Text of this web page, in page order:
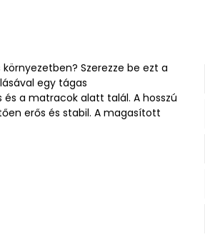
Szerezze be ezt a
egy tágas
a matracok alatt talál. A hosszú
erős és stabil. A magasított